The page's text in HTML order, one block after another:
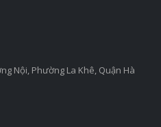
Nội, Phường La Khê, Quận Hà